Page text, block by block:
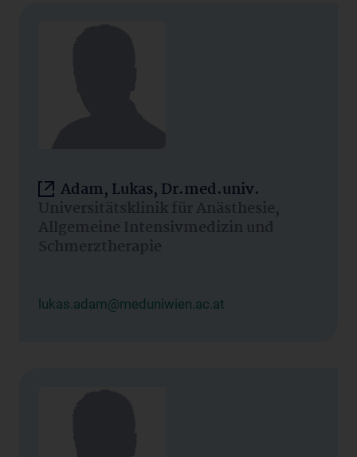
Adam, Lukas, Dr.med.univ.
Universitätsklinik für Anästhesie,
Allgemeine Intensivmedizin und
Schmerztherapie
lukas.adam@meduniwien.ac.at